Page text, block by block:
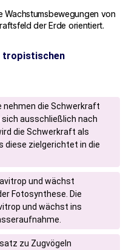
Wachstumsbewegungen von
der Erde orientiert.